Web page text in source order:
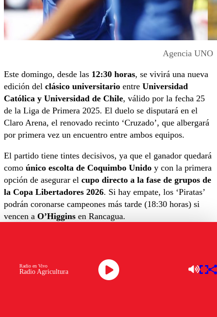
Agencia UNO
Este domingo, desde las 12:30 horas, se vivirá una nueva
edición del clásico universitario entre Universidad
Católica y Universidad de Chile, válido por la fecha 25
de la Liga de Primera 2025. El duelo se disputará en el
Claro Arena, el renovado recinto ‘Cruzado’, que albergará
por primera vez un encuentro entre ambos equipos.
El partido tiene tintes decisivos, ya que el ganador quedará
como único escolta de Coquimbo Unido y con la primera
opción de asegurar el cupo directo a la fase de grupos de
la Copa Libertadores 2026. Si hay empate, los ‘Piratas’
podrán coronarse campeones más tarde (18:30 horas) si
vencen a O’Higgins en Rancagua.
Los ‘Cruzados’ viven su mejor momento del año con
Radio Agricultura
Radio en Vivo